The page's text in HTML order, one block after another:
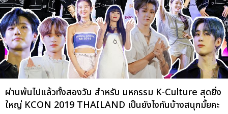
ผ่านพ้นไปแล้วทั้งสองวัน สำหรับ มหกรรม K-Culture สุดยิ่ง
ใหญ่ KCON 2019 THAILAND เป็นยังไงกันบ้างสนุกมั้ยคะ